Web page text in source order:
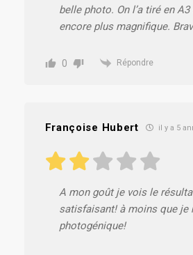
belle photo. On l’a tiré en A3
encore plus magnifique.
0 Répondre
Françoise Hubert il y a 5
A mon goût je vois le
satisfaisant! à moins que je
photogénique!